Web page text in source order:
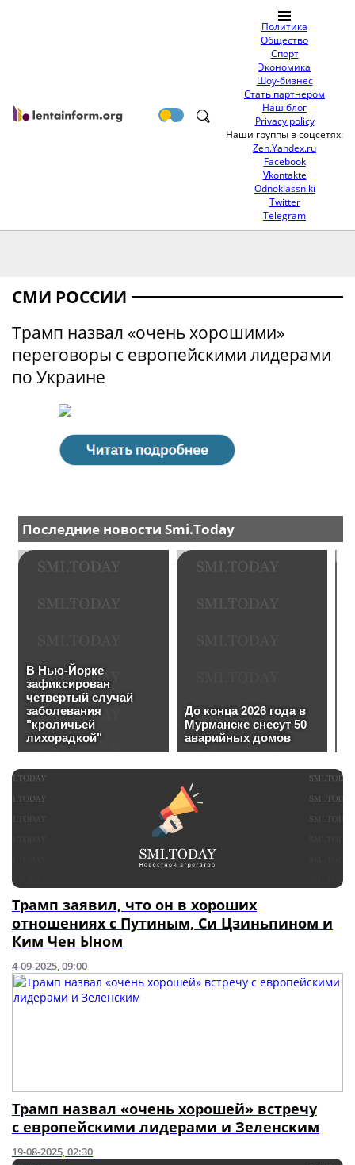
Политика
Общество
Спорт
Экономика
Шоу-бизнес
Стать партнером
Наш блог
Privacy policy
Наши группы в соцсетях:
Zen.Yandex.ru
Facebook
Vkontakte
Odnoklassniki
Twitter
Telegram
СМИ РОССИИ
Трамп назвал «очень хорошими»
переговоры с европейскими лидерами
по Украине
Трамп заявил, что он в хороших
отношениях с Путиным, Си Цзиньпином и
Ким Чен Ыном
4-09-2025, 09:00
Трамп назвал «очень хорошей» встречу
с европейскими лидерами и Зеленским
19-08-2025, 02:30